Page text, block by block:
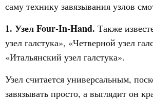
саму технику завязывания узлов
1. Узел Four-In-Hand. Также
узел галстука», «Четверной узел
«Итальянский узел галстука».
Узел считается универсальным,
завязывать просто, а выглядит он